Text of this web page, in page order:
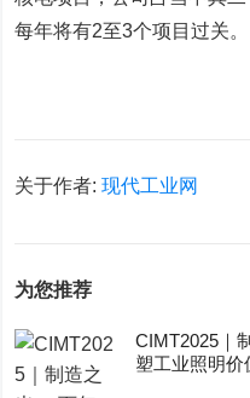
每年将有2至3个项目过关。
关于作者:现代工业网
为您推荐
CIMT2025｜
塑工业照明价